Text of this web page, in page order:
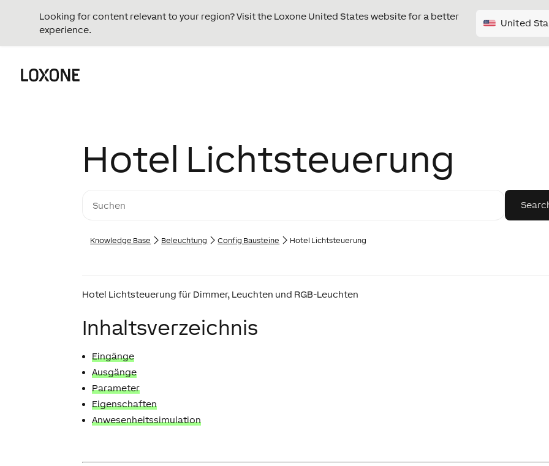
Looking for content relevant to your region? Visit the Loxone United States website for a better
experience.
United
Hotel Lichtsteuerung
Knowledge Base Beleuchtung Config Bausteine Hotel Lichtsteuerung
Hotel Lichtsteuerung für Dimmer, Leuchten und RGB-Leuchten
Inhaltsverzeichnis
Eingänge
Ausgänge
Parameter
Eigenschaften
Anwesenheitssimulation